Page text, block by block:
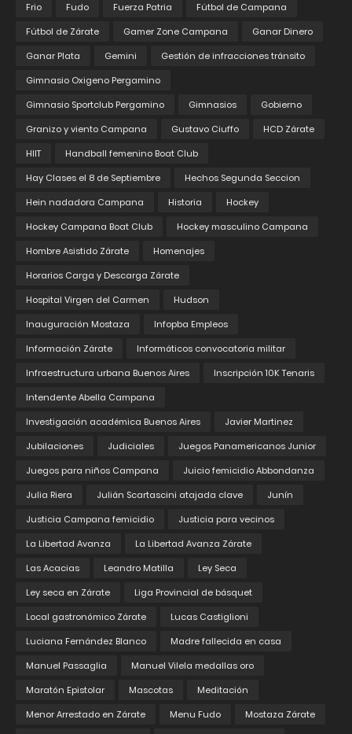
Frio
Fudo Fuerza Patria
Fútbol de Campana
Fútbol de Zárate
Gamer Zone Campana
Ganar Dinero
Ganar Plata
Gemini
Gestión de infracciones tránsito
Gimnasio Oxigeno Pergamino
Gimnasio Sportclub Pergamino
Gimnasios
Gobierno
Granizo y viento Campana
Gustavo Ciuffo
HCD Zárate
HIIT
Handball femenino Boat Club
Hay Clases el 8 de Septiembre
Hechos Segunda Seccion
Hein nadadora Campana
Historia
Hockey
Hockey Campana Boat Club
Hockey masculino Campana
Hombre Asistido Zárate
Homenajes
Horarios Carga y Descarga Zárate
Hospital Virgen del Carmen
Hudson
Inauguración Mostaza
Infopba Empleos
Información Zárate
Informáticos convocatoria militar
Infraestructura urbana Buenos Aires
Inscripción 10K Tenaris
Intendente Abella Campana
Investigación académica Buenos Aires
Javier Martinez
Jubilaciones
Judiciales
Juegos Panamericanos Junior
Juegos para niños Campana
Juicio femicidio Abbondanza
Julia Riera
Julián Scartascini atajada clave
Junín
Justicia Campana femicidio
Justicia para vecinos
La Libertad Avanza
La Libertad Avanza Zárate
Las Acacias
Leandro Matilla
Ley Seca
Ley seca en Zárate
Liga Provincial de básquet
Local gastronómico Zárate
Lucas Castiglioni
Luciana Fernández Blanco
Madre fallecida en casa
Manuel Passaglia
Manuel Vilela medallas oro
Maratón Epistolar
Mascotas
Meditación
Menor Arrestado en Zárate
Menu Fudo
Mostaza Zárate